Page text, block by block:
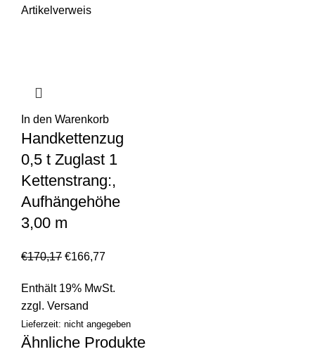
Artikelverweis
In den Warenkorb
Handkettenzug
0,5 t Zuglast 1
Kettenstrang:,
Aufhängehöhe
3,00 m
€170,17 €166,77
Enthält 19% MwSt.
zzgl. Versand
Lieferzeit: nicht angegeben
Ähnliche Produkte